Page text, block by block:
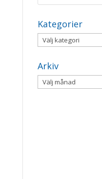
Kategorier
Kategorier
Arkiv
Arkiv